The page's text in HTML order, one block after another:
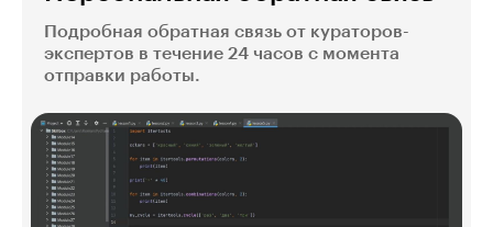
Подробная обратная связь от кураторов-
экспертов в течение 24 часов с момента
отправки работы.